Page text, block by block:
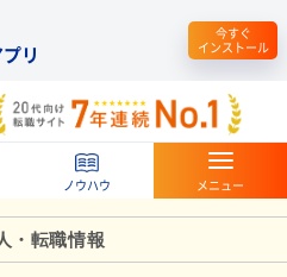
リ
今すぐ
インストール
ノウハウ メニュー
・転職情報